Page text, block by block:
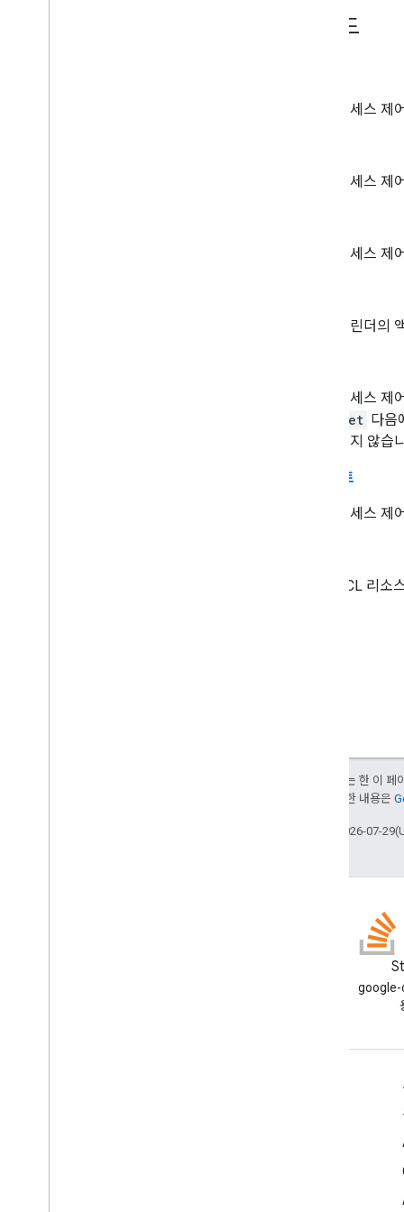
메서드
액세스 제
액세스 제
액세스 제
캘린더의
액세스
get 다음
되지 않
업데이트
액세스 제
ACL 리소
달리 명시되지 않는 한 이 페
부여됩니다. 자세한 내용은
최종 업데이트: 2026-07-
google-